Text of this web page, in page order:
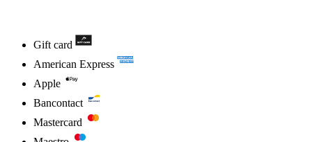
Gift card
American Express
Apple
Bancontact
Mastercard